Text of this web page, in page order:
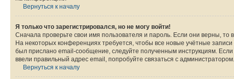
Вернуться к началу
Я только что зарегистрировался, но не могу войти!
Сначала проверьте свои имя пользователя и пароль. Если они верны,
На некоторых конференциях требуется, чтобы все новые учётные
был прислано email-сообщение, следуйте полученным инструкциям.
ввели правильный адрес email, попробуйте связаться с администратором.
Вернуться к началу